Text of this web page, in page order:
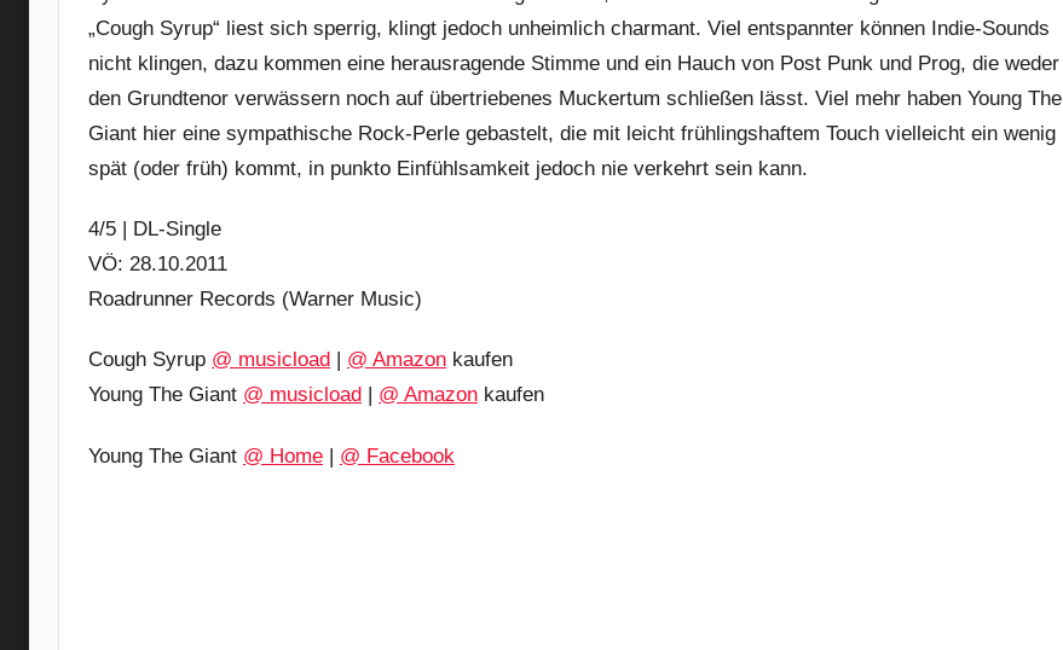
„Cough Syrup“ liest sich sperrig, klingt jedoch unheimlich charmant. Viel entspannter können Indie-Sounds
nicht klingen, dazu kommen eine herausragende Stimme und ein Hauch von Post Punk und Prog, die weder
den Grundtenor verwässern noch auf übertriebenes Muckertum schließen lässt. Viel mehr haben Young The
Giant hier eine sympathische Rock-Perle gebastelt, die mit leicht frühlingshaftem Touch vielleicht ein wenig
spät (oder früh) kommt, in punkto Einfühlsamkeit jedoch nie verkehrt sein kann.
4/5 | DL-Single
VÖ: 28.10.2011
Roadrunner Records (Warner Music)
Cough Syrup @ musicload @ Amazon kaufen
Young The Giant @ musicload @ Amazon kaufen
Young The Giant @ Home | @ Facebook